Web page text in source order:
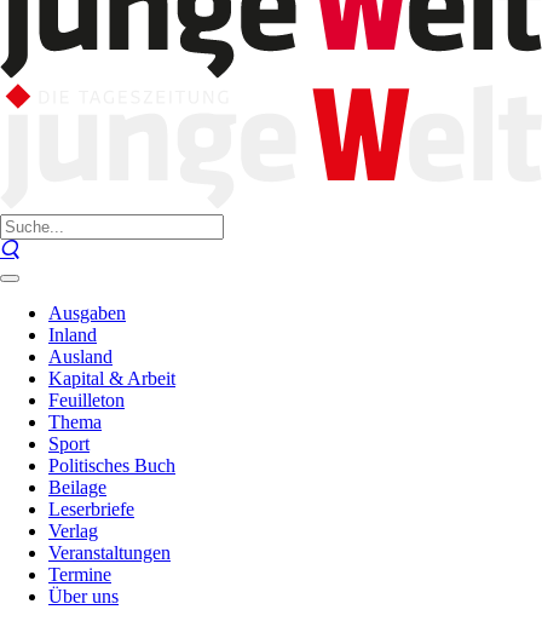
Ausgaben
Inland
Ausland
Kapital & Arbeit
Feuilleton
Thema
Sport
Politisches Buch
Beilage
Leserbriefe
Verlag
Veranstaltungen
Termine
Über uns